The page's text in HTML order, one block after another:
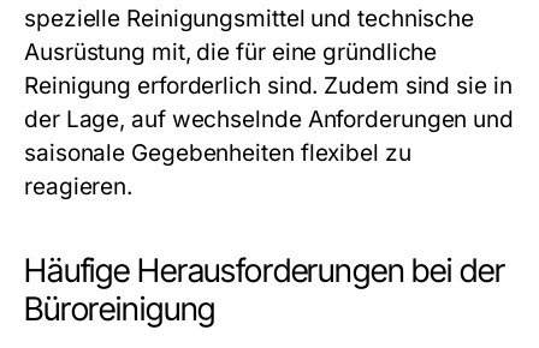
spezielle Reinigungsmittel und technische
Ausrüstung mit, die für eine gründliche
Reinigung erforderlich sind. Zudem sind sie in
der Lage, auf wechselnde Anforderungen und
saisonale Gegebenheiten flexibel zu
reagieren.
Häufige Herausforderungen bei der
Büroreinigung